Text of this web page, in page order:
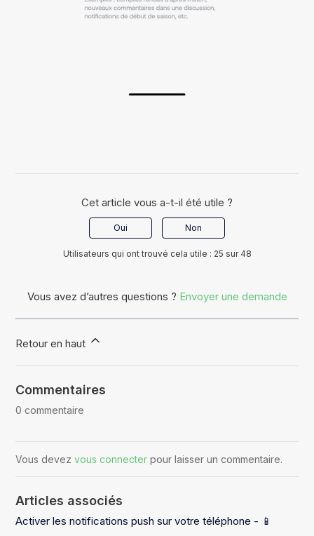
Cet article vous a-t-il été utile ?
Oui Non
Utilisateurs qui ont trouvé cela utile : 25 sur 48
Vous avez d’autres questions ? Envoyer une demande
Retour en haut
Commentaires
0 commentaire
Vous devezvous connecter pour laisser un commentaire.
Articles associés
Activer les notifications push sur votre téléphone - 📱